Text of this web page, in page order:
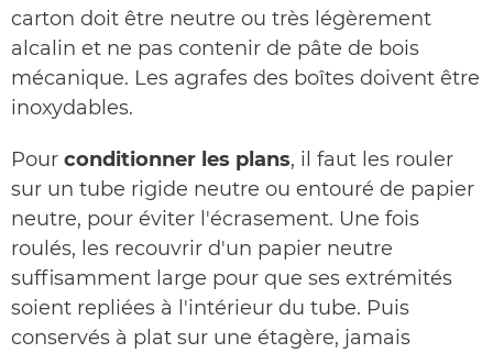
carton doit être neutre ou très légèrement
alcalin et ne pas contenir de pâte de bois
mécanique. Les agrafes des boîtes doivent être
inoxydables.
Pour conditionner les plans, il faut les rouler
sur un tube rigide neutre ou entouré de papier
neutre, pour éviter l'écrasement. Une fois
roulés, les recouvrir d'un papier neutre
suffisamment large pour que ses extrémités
soient repliées à l'intérieur du tube. Puis
conservés à plat sur une étagère, jamais